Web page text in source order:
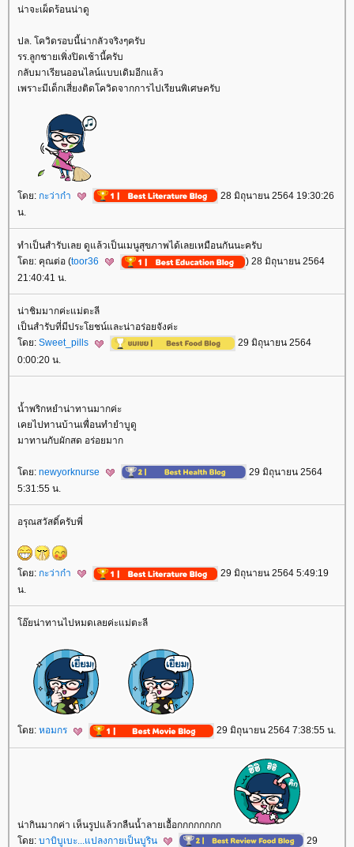
น่าจะเผ็ดร้อนน่าดู
ปล. โควิดรอบนี้น่ากลัวจริงๆครับ
รร.ลูกชายเพิ่งปิดเช้านี้ครับ
กลับมาเรียนออนไลน์แบบเดิมอีกแล้ว
เพราะมีเด็กเสี่ยงติดโควิดจากการไปเรียนพิเศษครับ
ดย: กะว่าก๋า
28 มิถุนายน 2564 19:30:26
น.
ทำเป็นสำรับเลย ดูแล้วเป็นเมนูสุขภาพได้เลยเหมือนกันนะครับ
ดย: คุณต่อ (toor36
) 28 มิถุนายน 2564
21:40:41 น.
น่าชิมมากค่ะแม่ตะลี
เป็นสำรับที่มีประโยชน์และน่าอร่อยจังค่ะ
ดย: Sweet_pills
29 มิถุนายน 2564
0:00:20 น.
น้ำพริกหยำน่าทานมากค่ะ
เคยไปทานบ้านเพื่อนทำยำบูดู
มาทานกับผักสด อร่อยมาก
ดย: newyorknurse
29 มิถุนายน 2564
5:31:55 น.
อรุณสวัสดิ์ครับพี่
ดย: กะว่าก๋า
29 มิถุนายน 2564 5:49:19
น.
อ๊ยน่าทานไปหมดเลยค่ะแม่ตะลี
ดย: หอมกร 29 มิถุนายน 2564 7:38:55 น.
น่ากินมากค่า เห็นรูปแล้วกลืนน้ำลายเอื้อกกกกกกกก
ดย: บาบิบูเบะ...แปลงกายเป็นบูริน
29